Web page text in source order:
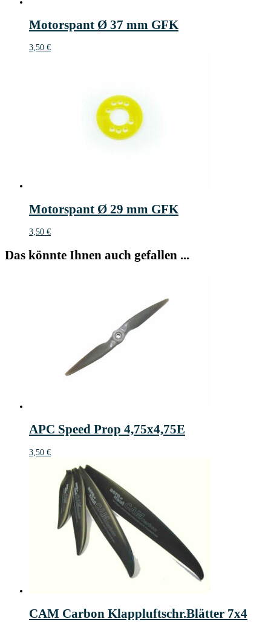
Motorspant Ø 37 mm GFK
3,50 €
Motorspant Ø 29 mm GFK
3,50 €
Das könnte Ihnen auch gefallen ...
APC Speed Prop 4,75x4,75E
3,50 €
CAM Carbon Klappluftschr.Blätter 7x4